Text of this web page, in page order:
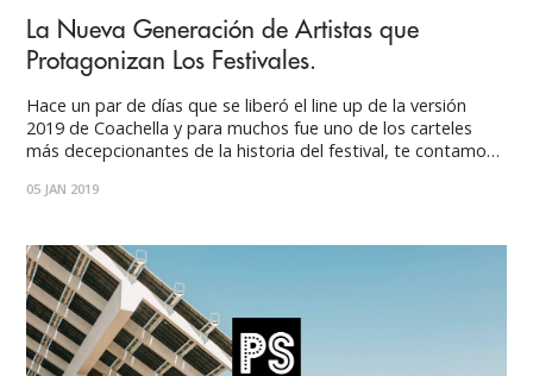
La Nueva Generación de Artistas que
Protagonizan Los Festivales.
Hace un par de días que se liberó el line up de la versión
2019 de Coachella y para muchos fue uno de los carteles
más decepcionantes de la historia del festival, te contamos
estar pasando a la industria
05 JAN 2019